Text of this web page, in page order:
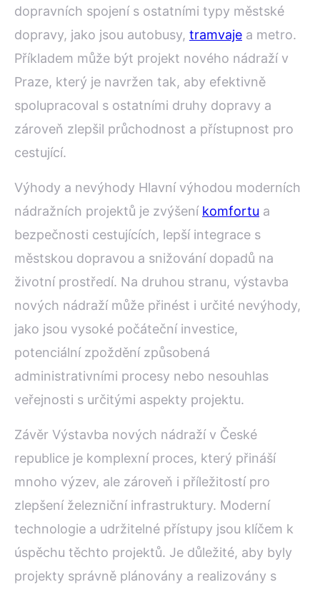
dopravních spojení s ostatními typy městské
dopravy, jako jsou autobusy, tramvaje a metro.
Příkladem může být projekt nového nádraží v
Praze, který je navržen tak, aby efektivně
spolupracoval s ostatními druhy dopravy a
zároveň zlepšil průchodnost a přístupnost pro
cestující.
Výhody a nevýhody Hlavní výhodou moderních
nádražních projektů je zvýšení komfortu a
bezpečnosti cestujících, lepší integrace s
městskou dopravou a snižování dopadů na
životní prostředí. Na druhou stranu, výstavba
nových nádraží může přinést i určité nevýhody,
jako jsou vysoké počáteční investice,
potenciální zpoždění způsobená
administrativními procesy nebo nesouhlas
veřejnosti s určitými aspekty projektu.
Závěr Výstavba nových nádraží v České
republice je komplexní proces, který přináší
mnoho výzev, ale zároveň i příležitostí pro
zlepšení železniční infrastruktury. Moderní
technologie a udržitelné přístupy jsou klíčem k
úspěchu těchto projektů. Je důležité, aby byly
projekty správně plánovány a realizovány s